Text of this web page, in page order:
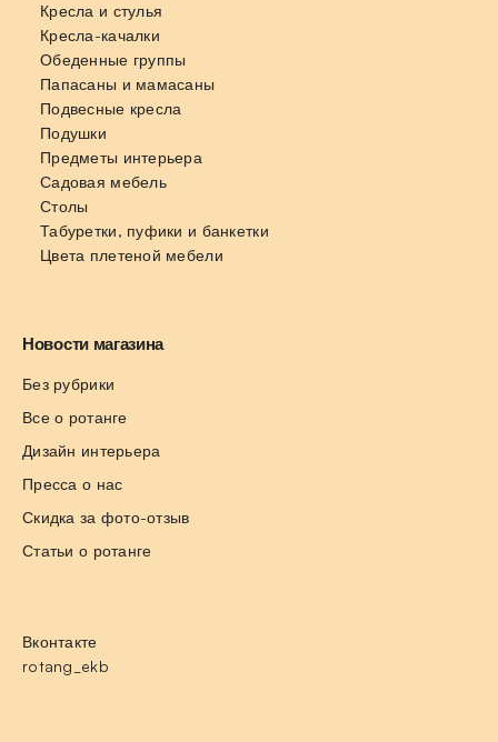
Кресла и стулья
Кресла-качалки
Обеденные группы
Папасаны и мамасаны
Подвесные кресла
Подушки
Предметы интерьера
Садовая мебель
Столы
Табуретки, пуфики и банкетки
Цвета плетеной мебели
Новости магазина
Без рубрики
Все о ротанге
Дизайн интерьера
Пресса о нас
Скидка за фото-отзыв
Статьи о ротанге
Вконтакте
rotang_ekb